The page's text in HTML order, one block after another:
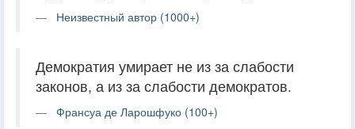
Неизвестный автор (1000+)
Демократия умирает не из за слабости
законов, а из за слабости демократов.
Франсуа де Ларошфуко (100+)